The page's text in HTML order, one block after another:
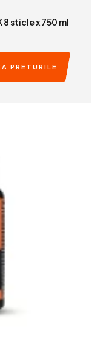
8 sticle x 750 ml
PRETURILE